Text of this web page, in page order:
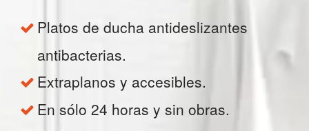
Platos de ducha antideslizantes
antibacterias.
Extraplanos y accesibles.
En sólo 24 horas y sin obras.